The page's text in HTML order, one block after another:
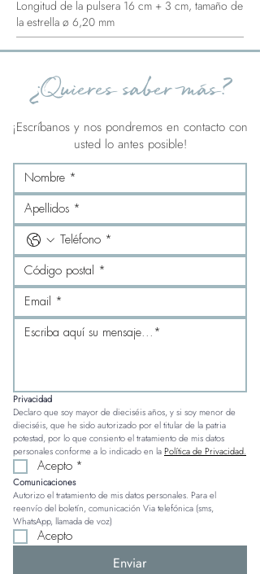
Longitud de la pulsera 16 cm + 3 cm, tamaño de
la estrella ø 6,20 mm
¿Quieres saber más?
¡Escríbanos y nos pondremos en contacto con
usted lo antes posible!
Privacidad
Declaro que soy mayor de dieciséis años, y si soy menor de
dieciséis, que he sido autorizado por el titular de la patria
potestad, por lo que consiento el tratamiento de mis datos
personales conforme a lo indicado en la Política de Privacidad.
Acepto *
Comunicaciones
Autorizo el tratamiento de mis datos personales. Para el
reenvío del boletín, comunicación Via telefónica (sms,
WhatsApp, llamada de voz)
Acepto
Enviar